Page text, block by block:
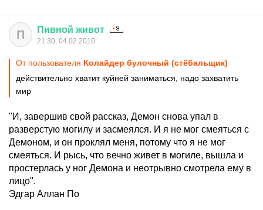
П Пивной живот
21:30, 04.02.2010
От пользователя Колайдер булочный (стёбальщик)
действительно хватит куйней заниматься, надо захватить
мир
"И, завершив свой рассказ, Демон снова упал в
разверстую могилу и засмеялся. И я не мог смеяться с
Демоном, и он проклял меня, потому что я не мог
смеяться. И рысь, что вечно живет в могиле, вышла и
простерлась у ног Демона и неотрывно смотрела ему в
лицо".
Эдгар Аллан По